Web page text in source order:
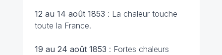
12 au 14 août 1853 : La chaleur touche
toute la France.
19 au 24 août 1853 : Fortes chaleurs